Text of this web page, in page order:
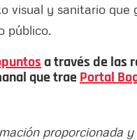
visual y sanitario que
público.
a través de las
que trae Portal
proporcionada